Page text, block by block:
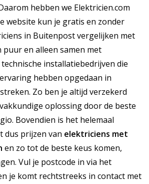
hebben we Elektricien.com
website kun je gratis en zonder
in Buitenpost vergelijken met
puur en alleen samen met
installatiebedrijven die
hebben opgedaan in
Zo ben je altijd verzekerd
oplossing door de beste
Bovendien is het helemaal
dus prijzen van elektriciens met
en zo tot de beste keus komen,
Vul je postcode in via het
je komt rechtstreeks in contact met